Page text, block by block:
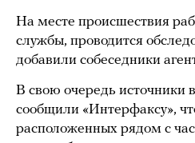
На месте происшествия
службы, проводится
добавили собеседники
В свою очередь источники
сообщили «Интерфаксу»,
расположенных рядом с